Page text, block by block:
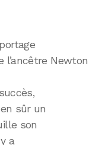
l’ancêtre Newton
sûr un
son
a